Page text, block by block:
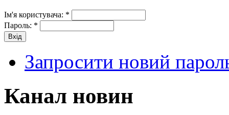
Ім'я користувача: *
Пароль: *
Запросити новий
Канал новин